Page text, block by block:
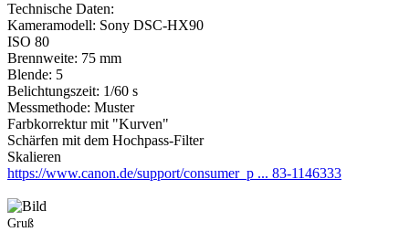
Technische Daten:
Kameramodell: Sony DSC-HX90
ISO 80
Brennweite: 75 mm
Blende: 5
Belichtungszeit: 1/60 s
Messmethode: Muster
Farbkorrektur mit "Kurven"
Schärfen mit dem Hochpass-Filter
Skalieren
https://www.canon.de/support/consumer_p ... 83-1146333
Gruß